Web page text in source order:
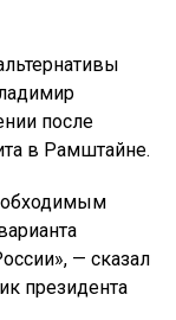
после
в Рамштайне.
— сказал
президента